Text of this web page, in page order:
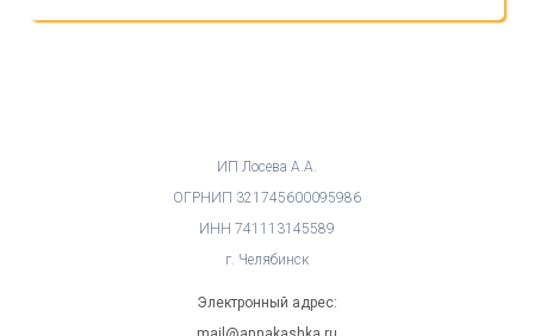
ИП Лосева А.А.
ОГРНИП 321745600095986
ИНН 741113145589
г. Челябинск
Электронный адрес: